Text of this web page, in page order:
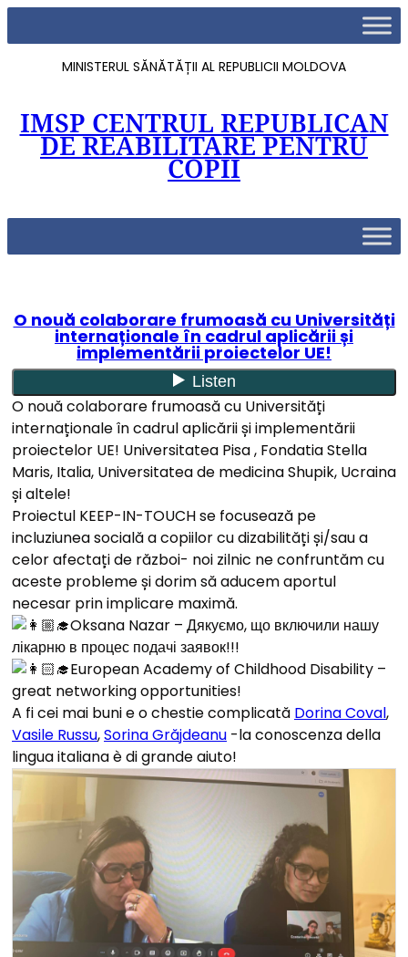
MINISTERUL SĂNĂTĂȚII AL REPUBLICII MOLDOVA
IMSP CENTRUL REPUBLICAN
DE REABILITARE PENTRU
COPII
O nouă colaborare frumoasă cu Universități
internaționale în cadrul aplicării și
implementării proiectelor UE!
O nouă colaborare frumoasă cu Universități
internaționale în cadrul aplicării și implementării
proiectelor UE! Universitatea Pisa , Fondatia Stella
Maris, Italia, Universitatea de medicina Shupik, Ucraina
și altele!
Proiectul KEEP-IN-TOUCH se focusează pe
incluziunea socială a copiilor cu dizabilități și/sau a
celor afectați de război- noi zilnic ne confruntăm cu
aceste probleme și dorim să aducem aportul
necesar prin implicare maximă.
Oksana Nazar – Дякуємо, що включили нашу
лікарню в процес подачі заявок!!!
European Academy of Childhood Disability –
great networking opportunities!
A fi cei mai buni e o chestie complicată Dorina Coval,
Vasile Russu,Sorina Grăjdeanu -la conoscenza della
lingua italiana è di grande aiuto!